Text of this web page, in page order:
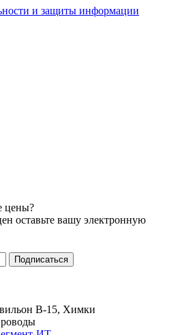
и защиты информации
цены?
оставьте вашу электронную
В-15, Химки